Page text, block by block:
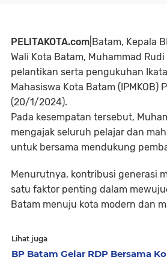
PELITAKOTA.com |Batam, Kepala
Wali Kota Batam, Muhammad
pelantikan serta pengukuhan
Mahasiswa Kota Batam (IPMKOB)
(20/1/2024).
Pada kesempatan tersebut,
mengajak seluruh pelajar dan
untuk bersama mendukung
Menurutnya, kontribusi generasi
satu faktor penting dalam
Batam menuju kota modern dan
Lihat juga
BP Batam Gelar RDP Bersama